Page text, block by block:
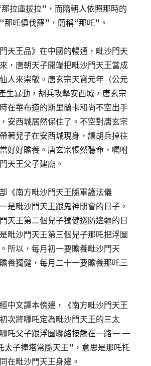
拉庫拔拉”，而隋朝人依照那時的
那吒俱伐羅”，簡稱“那吒”。
天王品》在中國的暢通，毗沙門天
，唐朝天子開端把毗沙門天王當成
人來崇敬。唐玄宗天寶元年（公元
生暴動，胡兵攻擊安西城，唐玄宗
在華布道的斯里蘭卡和尚不空出手
安西城居然保住了。不空對唐玄宗
著兒子在安西城現身，讓胡兵掉往
好好贍養。唐玄宗悵然聽命，囑咐
天王父子建廟。
《南方毗沙門天王隨軍護法儀
是毗沙門天王跟鬼神閉會的日子，
天王第二個兒子獨健巡防邊疆的日
毗沙門天王第三個兒子那吒把浮圖
所以，每月初一要贍養毗沙門天
養獨健，每月二十一要贍養那吒三
中文譯本傍邊，《南方毗沙門天王
次將哪吒定為毗沙門天王的三太
吒父子跟浮圖聯絡接觸在一路——
太子捧塔常隨天王”，意思是那吒托
在毗沙門天王身邊。